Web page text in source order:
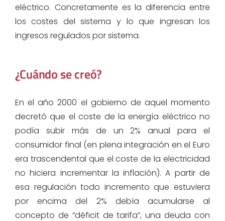
eléctrico. Concretamente es la diferencia entre
los costes del sistema y lo que ingresan los
ingresos regulados por sistema.
¿Cuándo se creó?
En el año 2000 el gobierno de aquel momento
decretó que el coste de la energía eléctrico no
podía subir más de un 2% anual para el
consumidor final (en plena integración en el Euro
era trascendental que el coste de la electricidad
no hiciera incrementar la inflación). A partir de
esa regulación todo incremento que estuviera
por encima del 2% debía acumularse al
concepto de “déficit de tarifa”, una deuda con